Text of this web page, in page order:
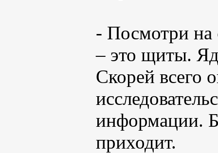
- Посмотри на
– это щиты.
Скорей всего
информации.
приходит.